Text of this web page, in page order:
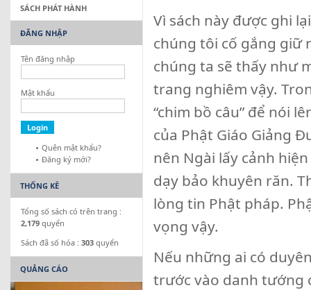
Vì sách này được ghi
chúng tôi cố gắng giữ
chúng ta sẽ thấy như
trang nghiêm vậy.
“chim bồ câu” để nói
của Phật Giáo Giảng
nên Ngài lấy cảnh
dạy bảo khuyên răn.
lòng tin Phật pháp.
vọng vậy.
Nếu những ai có
trước vào danh tướng
SÁCH PHÁT HÀNH
ĐĂNG NHẬP
Tên đăng nhập
Mật khẩu
Quên mật khẩu?
Đăng ký mới?
THỐNG KÊ
Tổng số sách có trên trang :
2,179 quyển
Sách đã số hóa : 303 quyển
QUẢNG CÁO